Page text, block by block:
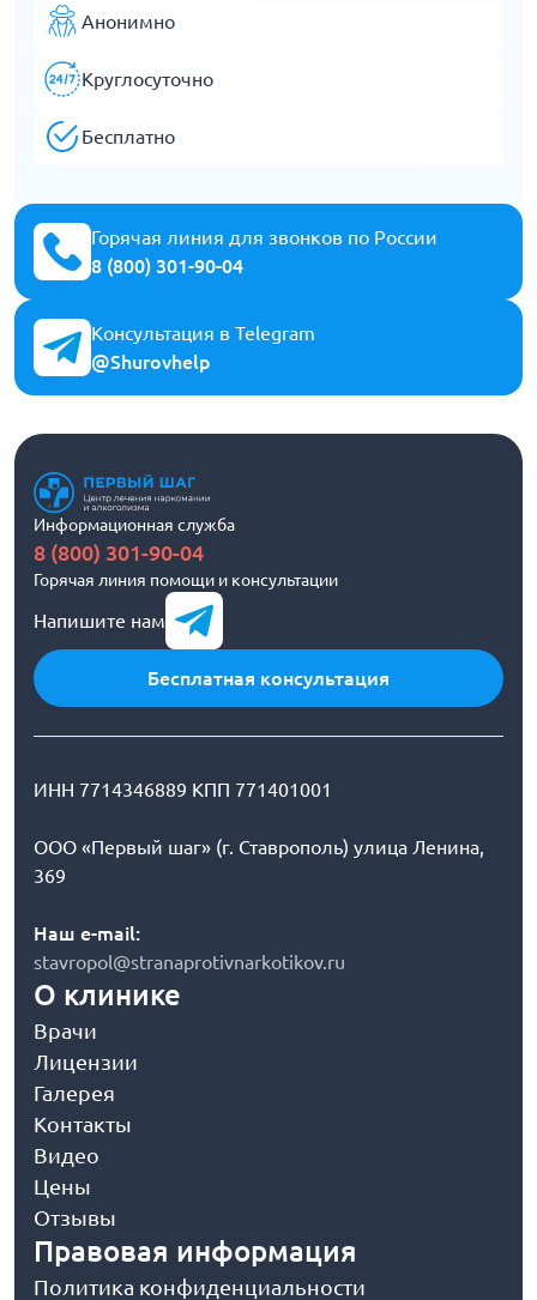
Анонимно
Круглосуточно
Бесплатно
Горячая линия для звонков по России
8 (800) 301-90-04
Консультация в Telegram
@Shurovhelp
Информационная служба
8 (800) 301-90-04
Горячая линия помощи и консультации
Напишите нам
Бесплатная консультация
ИНН 7714346889 КПП 771401001
ООО «Первый шаг» (г. Ставрополь) улица Ленина,
369
Наш e-mail:
stavropol@stranaprotivnarkotikov.ru
О клинике
Врачи
Лицензии
Галерея
Контакты
Видео
Цены
Отзывы
Правовая информация
Политика конфиденциальности